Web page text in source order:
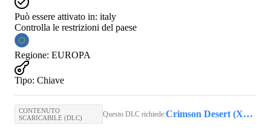
Può essere attivato in: italy
Controlla le restrizioni del paese
Regione: EUROPA
Tipo: Chiave
CONTENUTO
SCARICABILE (DLC)
Questo DLC richiede: Crimson Desert (Xbox Series X/S, PC) - Xbox Live Key - GLOBAL